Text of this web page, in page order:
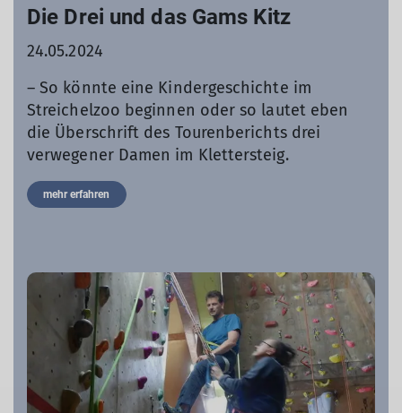
Die Drei und das Gams Kitz
24.05.2024
– So könnte eine Kindergeschichte im
Streichelzoo beginnen oder so lautet eben
die Überschrift des Tourenberichts drei
verwegener Damen im Klettersteig.
mehr erfahren